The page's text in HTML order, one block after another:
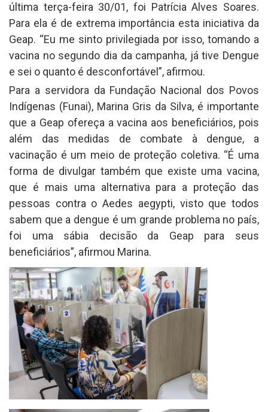
última terça-feira 30/01, foi Patrícia Alves Soares.
Para ela é de extrema importância esta iniciativa da
Geap. “Eu me sinto privilegiada por isso, tomando a
vacina no segundo dia da campanha, já tive Dengue
e sei o quanto é desconfortável”, afirmou.
Para a servidora da Fundação Nacional dos Povos
Indígenas (Funai), Marina Gris da Silva, é importante
que a Geap ofereça a vacina aos beneficiários, pois
além das medidas de combate à dengue, a
vacinação é um meio de proteção coletiva. “É uma
forma de divulgar também que existe uma vacina,
que é mais uma alternativa para a proteção das
pessoas contra o Aedes aegypti, visto que todos
sabem que a dengue é um grande problema no país,
foi uma sábia decisão da Geap para seus
beneficiários”, afirmou Marina.